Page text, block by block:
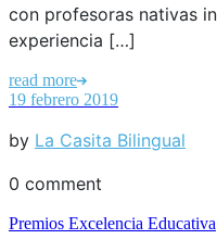
con profesoras nativas
experiencia […]
read more
19 febrero 2019
by La Casita Bilingual
0 comment
Premios Excelencia Educativa